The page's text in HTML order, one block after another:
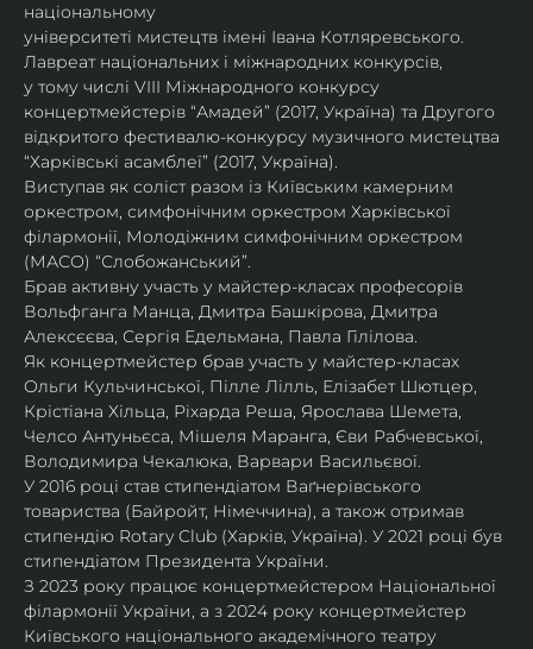
національному
університеті мистецтв імені Івана Котляревського.
Лавреат національних і міжнародних конкурсів,
у тому числі VIII Міжнародного конкурсу
концертмейстерів “Амадей” (2017, Україна) та Другого
відкритого фестивалю-конкурсу музичного мистецтва
“Харківські асамблеї” (2017, Україна).
Виступав як соліст разом із Київським камерним
оркестром, симфонічним оркестром Харківської
філармонії, Молодіжним симфонічним оркестром
(МАСО) “Слобожанський”.
Брав активну участь у майстер-класах професорів
Вольфганга Манца, Дмитра Башкірова, Дмитра
Алексєєва, Сергія Едельмана, Павла Гілілова.
Як концертмейстер брав участь у майстер-класах
Ольги Кульчинської, Пілле Лілль, Елізабет Шютцер,
Крістіана Хільца, Ріхарда Реша, Ярослава Шемета,
Челсо Антуньєса, Мішеля Маранга, Єви Рабчевської,
Володимира Чекалюка, Варвари Васильєвої.
У 2016 році став стипендіатом Ваґнерівського
товариства (Байройт, Німеччина), а також отримав
стипендію Rotary Club (Харків, Україна). У 2021 році був
стипендіатом Президента України.
З 2023 року працює концертмейстером Національної
філармонії України, а з 2024 року концертмейстер
Київського національного академічного театру